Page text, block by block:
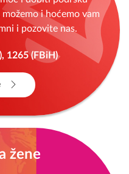
i hoćemo vam
i pozovite nas.
1265 (FBiH)
žene